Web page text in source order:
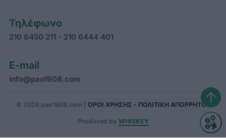
Τηλέφωνο
210 6450 211 - 210 6444 401
E-mail
info@pao1908.com
© 2026 pao1908.com | ΟΡΟΙ ΧΡΗΣΗΣ - ΠΟΛΙΤΙΚΗ ΑΠΟΡΡΗΤΟΥ
Produced by WHISKEY
↑